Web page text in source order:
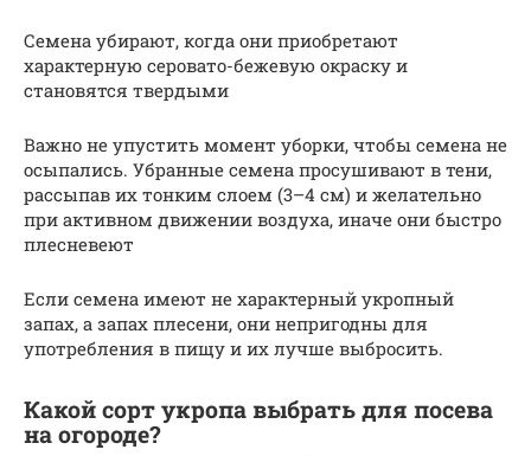
Семена убирают, когда они приобретают
характерную серовато-бежевую окраску и
становятся твердыми
Важно не упустить момент уборки, чтобы семена не
осыпались. Убранные семена просушивают в тени,
рассыпав их тонким слоем (3–4 см) и желательно
при активном движении воздуха, иначе они быстро
плесневеют
Если семена имеют не характерный укропный
запах, а запах плесени, они непригодны для
употребления в пищу и их лучше выбросить.
Какой сорт укропа выбрать для посева
на огороде?